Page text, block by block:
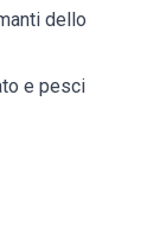
dello
e pesci